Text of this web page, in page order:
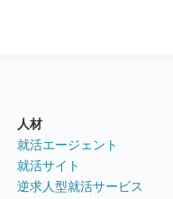
人材
就活エージェント
就活サイト
逆求人型就活サービス